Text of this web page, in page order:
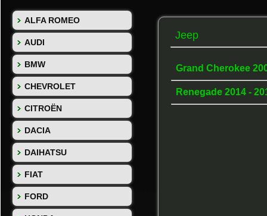
ALFA ROMEO
AUDI
BMW
CHEVROLET
CITROËN
DACIA
DAIHATSU
FIAT
FORD
Jeep
Grand Cherokee
Renegade 2014 -